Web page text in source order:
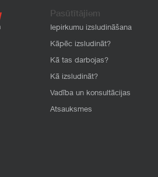
Pasūtītājiem
Iepirkumu izsludināšana
Kāpēc izsludināt?
Kā tas darbojas?
Kā izsludināt?
Vadība un konsultācijas
Atsauksmes